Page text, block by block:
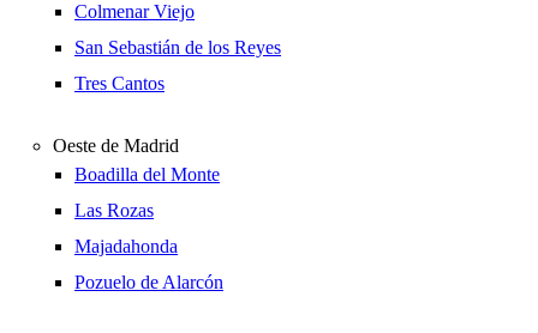
Colmenar Viejo
San Sebastián de los Reyes
Tres Cantos
Oeste de Madrid
Boadilla del Monte
Las Rozas
Majadahonda
Pozuelo de Alarcón